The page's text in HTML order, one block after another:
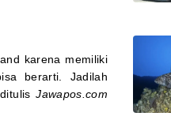
karena memiliki
berarti. Jadilah
ditulisJawapos.com